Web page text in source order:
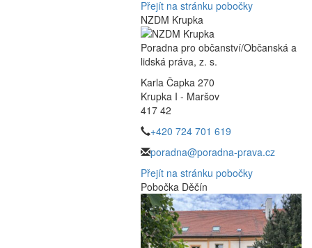
Přejít na stránku pobočky
NZDM Krupka
Poradna pro občanství/Občanská a
lidská práva, z. s.
Karla Čapka 270
Krupka I - Maršov
417 42
+420 724 701 619
poradna@poradna-prava.cz
Přejít na stránku pobočky
Pobočka Děčín